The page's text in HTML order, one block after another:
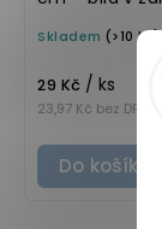
samolepka na
potravinové
Skladem (>10 ks)
23,97 Kč bez DPH
29 Kč / ks
Do košíku